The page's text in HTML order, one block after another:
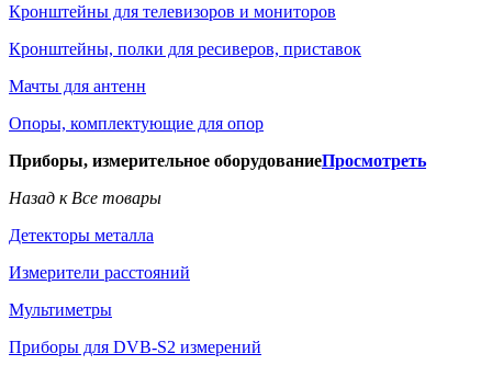
Кронштейны для телевизоров и мониторов
Кронштейны, полки для ресиверов, приставок
Мачты для антенн
Опоры, комплектующие для опор
Приборы, измерительное оборудованиеПросмотреть
Назад к Все товары
Детекторы металла
Измерители расстояний
Мультиметры
Приборы для DVB-S2 измерений